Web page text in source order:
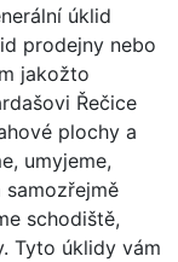
úklid
prodejny nebo
jakožto
Řečice
plochy a
umyjeme,
samozřejmě
schodiště,
Tyto úklidy vám